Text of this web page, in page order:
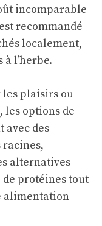
incomparable
recommandé
localement,
à l’herbe.
plaisirs ou
les options de
avec des
racines,
alternatives
protéines tout
alimentation